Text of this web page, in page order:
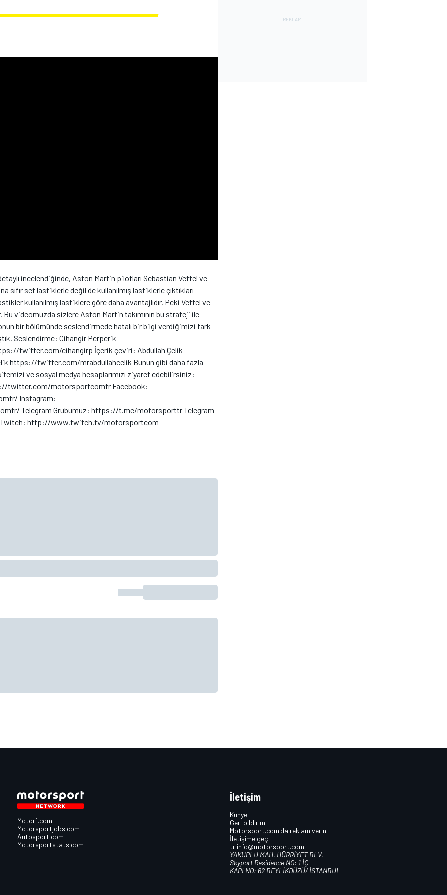
incelendiğinde, Aston Martin pilotları Sebastian Vettel ve
sıfır set lastiklerle değil de kullanılmış lastiklerle çıktıkları
kullanılmış lastiklere göre daha avantajlıdır. Peki Vettel ve
Bu videomuzda sizlere Aston Martin takımının bu strateji ile
bir bölümünde seslendirmede hatalı bir bilgi verdiğimizi fark
Seslendirme: Cihangir Perperik
twitter.com/cihangirp İçerik çeviri: Abdullah Çelik
https://twitter.com/mrabdullahcelik Bunun gibi daha fazla
ve sosyal medya hesaplarımızı ziyaret edebilirsiniz:
motorsportcomtr Facebook:
Instagram:
Telegram Grubumuz: https://t.me/motorsporttr Telegram
http://www.twitch.tv/motorsportcom
Motor1.com
Motorsportjobs.com
Autosport.com
Motorsportstats.com
İletişim
Künye
Geri bildirim
Motorsport.com'da reklam verin
İletişime geç
tr.info@motorsport.com
YAKUPLU MAH. HÜRRİYET BLV.
Skyport Residence NO: 1 İÇ
KAPI NO: 62 BEYLİKDÜZÜ/ İSTANBUL